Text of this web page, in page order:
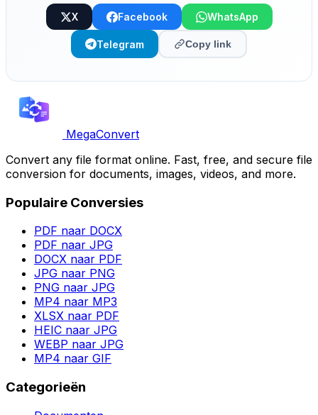
X Facebook WhatsApp
Telegram Copy link
MegaConvert
Convert any file format online. Fast, free, and secure file
conversion for documents, images, videos, and more.
Populaire Conversies
PDF naar DOCX
PDF naar JPG
DOCX naar PDF
JPG naar PNG
PNG naar JPG
MP4 naar MP3
XLSX naar PDF
HEIC naar JPG
WEBP naar JPG
MP4 naar GIF
Categorieën